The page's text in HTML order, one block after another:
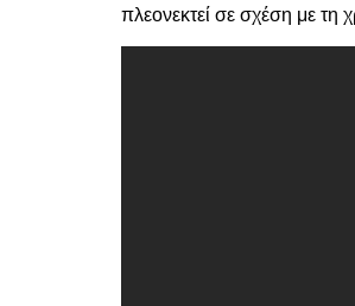
πλεονεκτεί σε σχέση με τη